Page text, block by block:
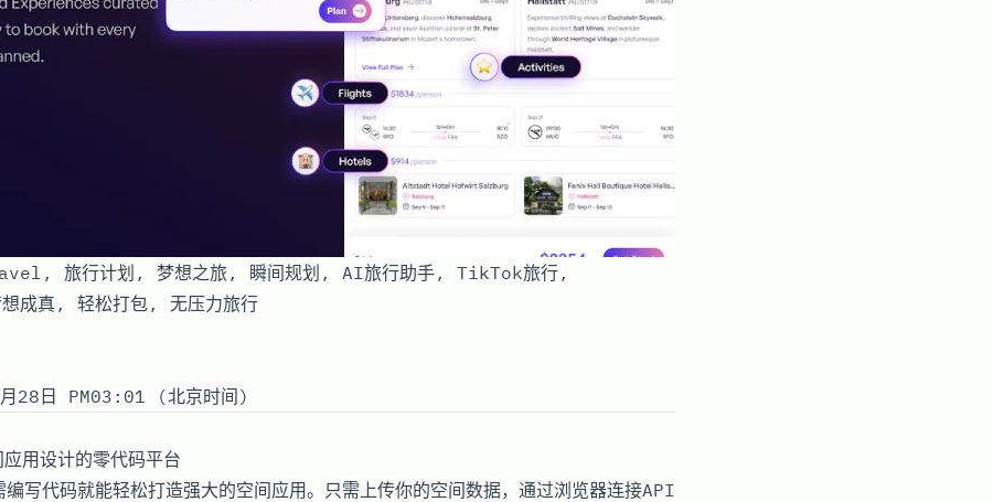
旅行计划, 梦想之旅, 瞬间规划, AI旅行助手, TikTok旅行,
成真, 轻松打包, 无压力旅行
28日 PM03:01 (北京时间)
用设计的零代码平台
写代码就能轻松打造强大的空间应用。只需上传你的空间数据，通过浏览器连接API